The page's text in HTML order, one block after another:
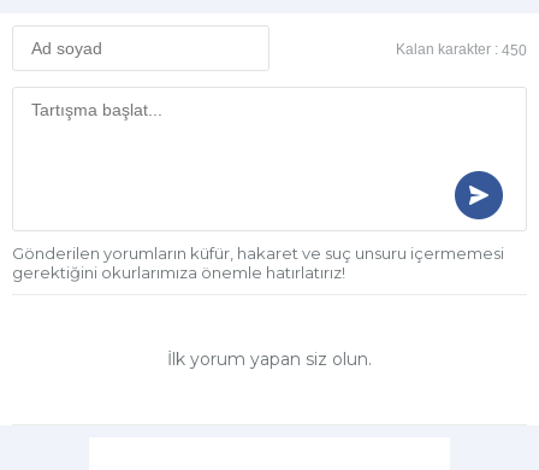
Kalan karakter : 450
Gönderilen yorumların küfür, hakaret ve suç unsuru içermemesi
gerektiğini okurlarımıza önemle hatırlatırız!
İlk yorum yapan siz olun.